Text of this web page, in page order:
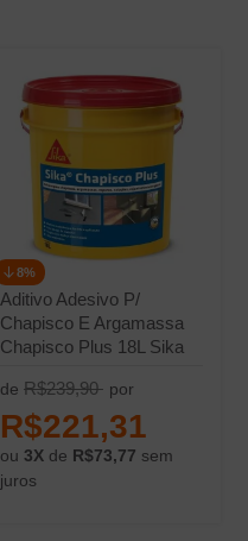
Aditivo Adesivo P/
Chapisco E Argamassa
Chapisco Plus 18L Sika
de R$239,90
8%
por
R$221,31
ou 3Xde R$73,77 sem
juros